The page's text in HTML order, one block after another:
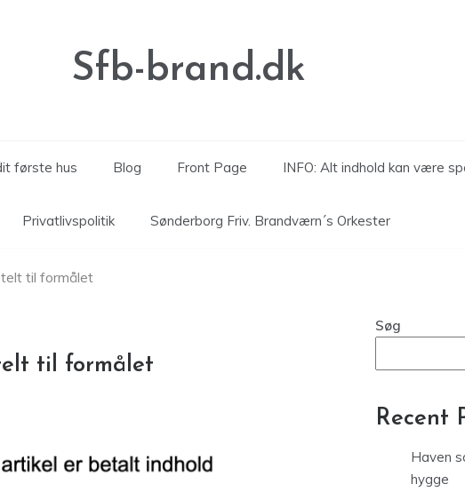
Sfb-brand.dk
første hus Blog Front Page INFO: Alt indhold kan være
Privatlivspolitik Sønderborg Friv. Brandværn´s Orkester
til formålet
til formålet
Søg
Recent
Haven
hygge